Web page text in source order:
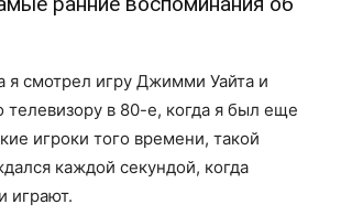
я смотрел игру Джимми Уайта и
телевизору в 80-е, когда я был еще
игроки того времени, такой
каждой секундой, когда
играют.